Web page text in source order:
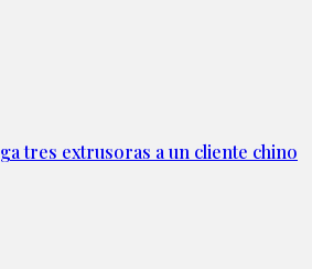
tres extrusoras a un cliente chino